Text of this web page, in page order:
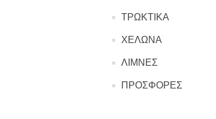
ΤΡΩΚΤΙΚΑ
ΧΕΛΩΝΑ
ΛΙΜΝΕΣ
ΠΡΟΣΦΟΡΕΣ